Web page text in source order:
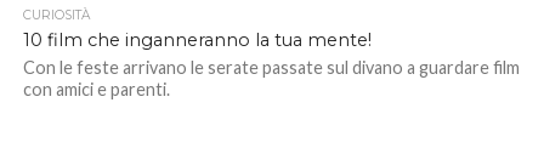
CURIOSITÀ
10 film che inganneranno la tua mente!
Con le feste arrivano le serate passate sul divano a guardare film
con amici e parenti.